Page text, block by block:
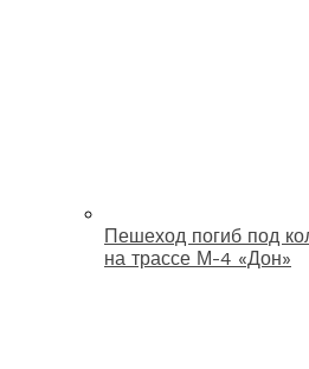
Пешеход погиб под
на трассе М-4 «Дон»